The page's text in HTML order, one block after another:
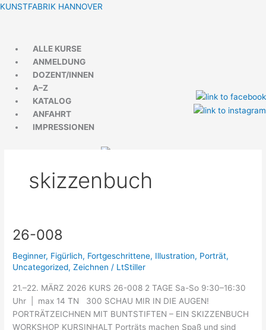
Zum
KUNSTFABRIK HANNOVER
Menü
ALLE KURSE
ANMELDUNG
DOZENT/INNEN
A–Z
KATALOG
ANFAHRT
IMPRESSIONEN
skizzenbuch
26-008
Beginner, Figürlich, Fortgeschrittene, Illustration, Porträt,
Uncategorized,Zeichnen / LtStiller
21.–22. MÄRZ 2026 KURS 26-008 2 TAGE Sa-So 9:30–16:30
Uhr | max 14 TN 300 SCHAU MIR IN DIE AUGEN!
PORTRÄTZEICHNEN MIT BUNTSTIFTEN – EIN SKIZZENBUCH
WORKSHOP KURSINHALT Porträts machen Spaß und sind
26-
Menü